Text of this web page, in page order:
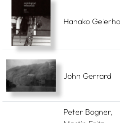
Hanako
John Gerrard
Peter Bogner,